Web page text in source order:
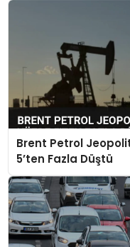
Brent Petrol
5’ten Fazla Düştü